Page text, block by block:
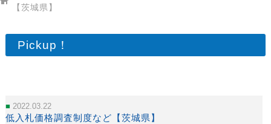
【茨城県】
Pickup！
2022.03.22
低入札価格調査制度など【茨城県】